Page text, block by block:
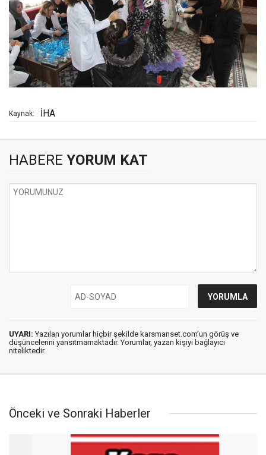
Kaynak: İHA
HABERE YORUM KAT
UYARI: Yazılan yorumlar hiçbir şekilde karsmanset.com’un görüş ve
düşüncelerini yansıtmamaktadır. Yorumlar, yazan kişiyi bağlayıcı
niteliktedir.
Önceki ve Sonraki Haberler